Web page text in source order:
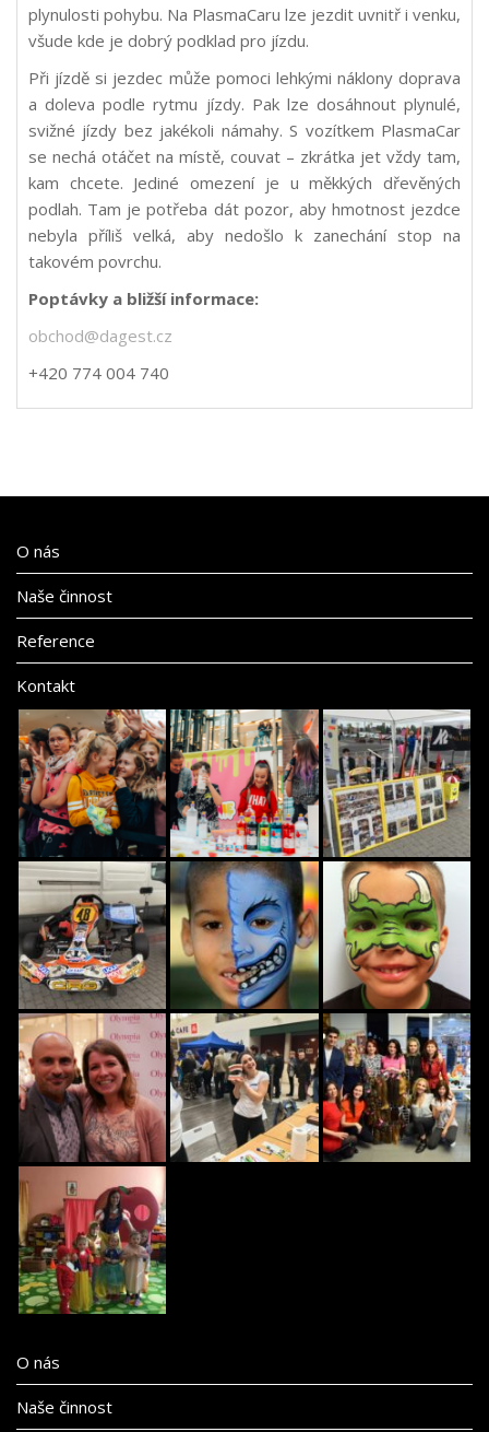
plynulosti pohybu. Na PlasmaCaru lze jezdit uvnitř i venku,
všude kde je dobrý podklad pro jízdu.
Při jízdě si jezdec může pomoci lehkými náklony doprava
a doleva podle rytmu jízdy. Pak lze dosáhnout plynulé,
svižné jízdy bez jakékoli námahy. S vozítkem PlasmaCar
se nechá otáčet na místě, couvat – zkrátka jet vždy tam,
kam chcete. Jediné omezení je u měkkých dřevěných
podlah. Tam je potřeba dát pozor, aby hmotnost jezdce
nebyla příliš velká, aby nedošlo k zanechání stop na
takovém povrchu.
Poptávky a bližší informace:
obchod@dagest.cz
+420 774 004 740
O nás
Naše činnost
Reference
Kontakt
O nás
Naše činnost